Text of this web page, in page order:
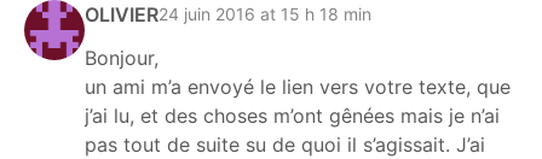
OLIVIER24 juin 2016 at 15 h 18 min
Bonjour,
un ami m’a envoyé le lien vers votre texte, que
j’ai lu, et des choses m’ont gênées mais je n’ai
pas tout de suite su de quoi il s’agissait. J’ai